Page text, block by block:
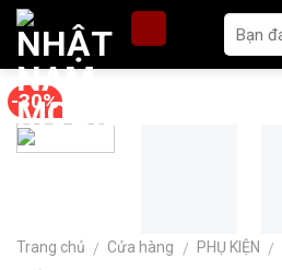
Skip
content
-30%
Trang chủ / Cửa hàng / PHỤ KIỆN /